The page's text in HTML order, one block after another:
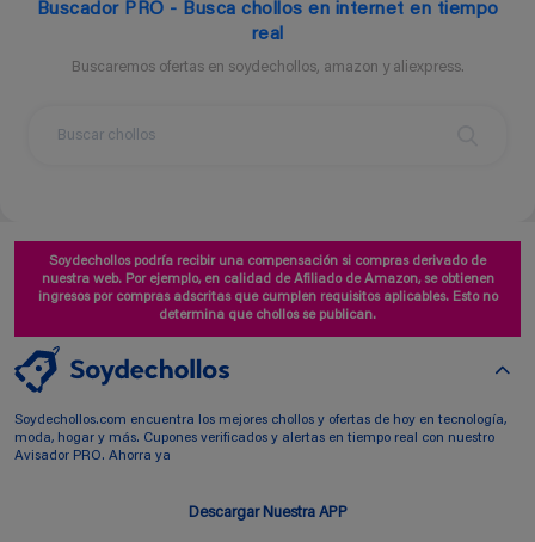
Buscador PRO - Busca chollos en internet en tiempo
real
Buscaremos ofertas en soydechollos, amazon y aliexpress.
Soydechollos podría recibir una compensación si compras derivado de
nuestra web. Por ejemplo, en calidad de Afiliado de Amazon, se obtienen
ingresos por compras adscritas que cumplen requisitos aplicables. Esto no
determina que chollos se publican.
Soydechollos.com encuentra los mejores chollos y ofertas de hoy en tecnología,
moda, hogar y más. Cupones verificados y alertas en tiempo real con nuestro
Avisador PRO. Ahorra ya
Descargar Nuestra APP